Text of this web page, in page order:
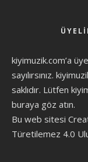
kiyimuzik.com’a
sayılırsınız.
saklıdır. Lütfen
buraya göz atın.
Bu web sitesi
Türetilemez 4.0